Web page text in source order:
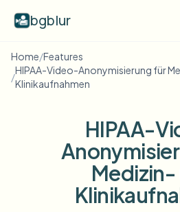
bgblur
BG weichzeichnen
Beispiele
Alle Beispiele anzeigen
Funktionen
Home/Features
/
HIPAA-Video-Anonymisierung für
Klinikaufnahmen
HIPAA-
Medizin-